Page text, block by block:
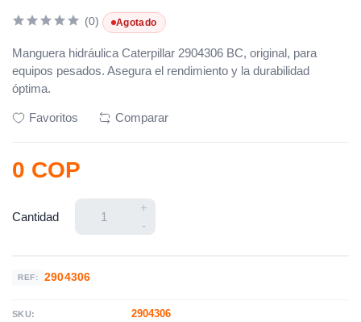
(0) Agotado
Manguera hidráulica Caterpillar 2904306 BC, original, para
equipos pesados. Asegura el rendimiento y la durabilidad
óptima.
Favoritos Comparar
0 COP
Cantidad
+
-
REF: 2904306
SKU: 2904306